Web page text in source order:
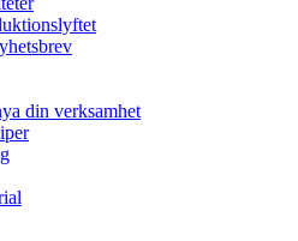
din verksamhet